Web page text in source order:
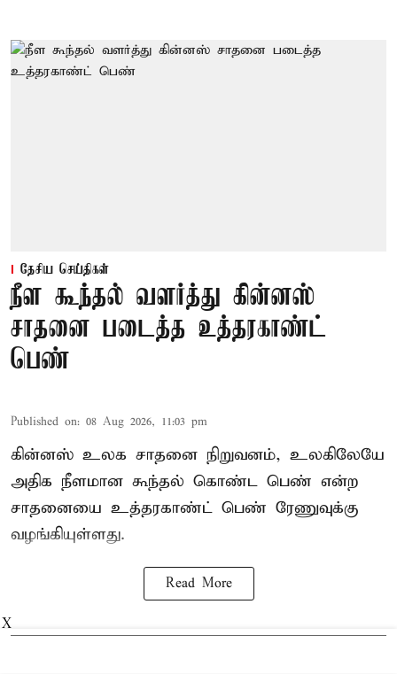
தேசிய செய்திகள்
நீள கூந்தல் வளர்த்து கின்னஸ்
சாதனை படைத்த உத்தரகாண்ட்
பெண்
Published on: 08 Aug 2026, 11:03 pm
கின்னஸ் உலக சாதனை நிறுவனம், உலகிலேயே
அதிக நீளமான கூந்தல் கொண்ட பெண் என்ற
சாதனையை உத்தரகாண்ட் பெண் ரேணுவுக்கு
வழங்கியுள்ளது.
Read More
X